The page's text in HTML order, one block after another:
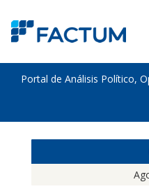
Portal de Análisis Político,